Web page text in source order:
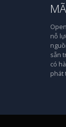
nỗ
sẵn
có
phát